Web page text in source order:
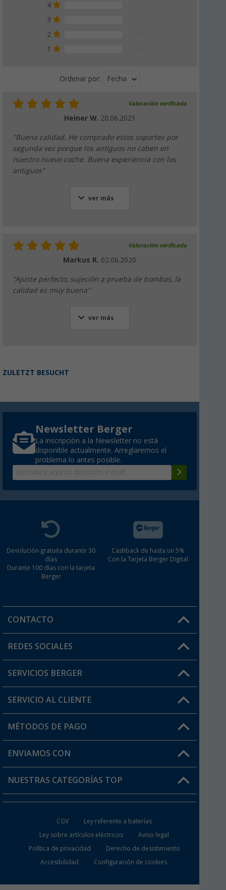
4
3
2
1
Ordenar por: Fecha
Valoración verificada
Heiner W. 20.06.2021
"Buena calidad. He comprado estos soportes por
segunda vez porque los antiguos no caben en
nuestro nuevo coche. Buena experiencia con los
antiguos"
ver más
Valoración verificada
Markus R. 02.06.2020
"Ajuste perfecto, sujeción a prueba de bombas, la
calidad es muy buena"
ver más
ZULETZT BESUCHT
Newsletter Berger
La inscripción a la Newsletter no está
disponible actualmente. Arreglaremos el
problema lo antes posible.
Devolución gratuita durante 30
días
Durante 100 días con la tarjeta
Berger
Cashback de hasta un 5%
Con la Tarjeta Berger Digital
CONTACTO
Horario de atención al cliente:
¿Tienes alguna duda?
REDES SOCIALES
SERVICIOS BERGER
Conviértete en distribuidor
Mi cuenta
Tarjeta Berger Digital
SERVICIO AL CLIENTE
FAQ y Contacto
Información de envío
¿Dónde está mi pedido?
MÉTODOS DE PAGO
ENVIAMOS CON
NUESTRAS CATEGORÍAS TOP
Muebles de Camping
CGV
Ley referente a baterías
Ley sobre artículos eléctricos
Aviso legal
Política de privacidad
Derecho de desistimiento
Accesibilidad
Configuración de cookies